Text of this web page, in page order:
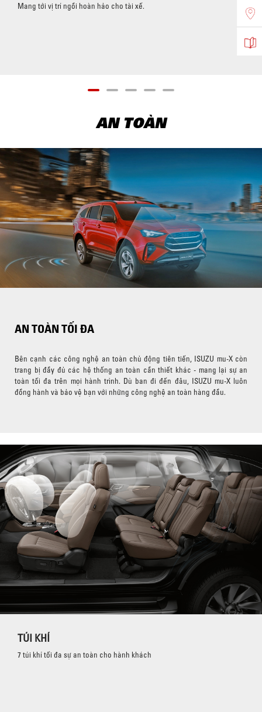
Mang tới vị trí ngồi hoàn hảo cho tài xế.
AN TOÀN
AN TOÀN TỐI ĐA
Bên cạnh các công nghệ an toàn chủ động tiên tiến, ISUZU mu-X còn
trang bị đầy đủ các hệ thống an toàn cần thiết khác - mang lại sự an
toàn tối đa trên mọi hành trình. Dù ban đi đến đâu, ISUZU mu-X luôn
đồng hành và bảo vệ bạn với những công nghệ an toàn hàng đầu.
TÚI KHÍ
7 túi khí tối đa sự an toàn cho hành khách